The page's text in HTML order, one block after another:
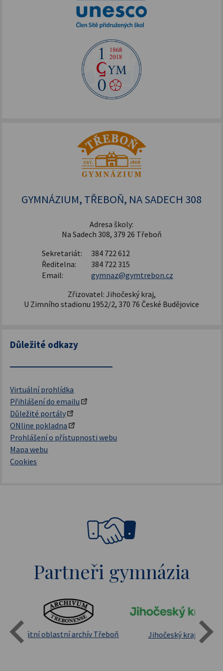
GYMNÁZIUM, TŘEBOŇ, NA SADECH 308
Adresa školy:
Na Sadech 308, 379 26 Třeboň
Sekretariát:
384 722 612
Ředitelna:
384 722 315
Email:
gymnaz@gymtrebon.cz
Zřizovatel: Jihočeský kraj,
U Zimního stadionu 1952/2, 370 76 České Budějovice
Důležité odkazy
Virtuální prohlídka
Přihlášení do emailu
Důležité portály
ONline pokladna
Prohlášení o přístupnosti webu
Mapa webu
Cookies
Partneři gymnázia
Státní oblastní archív Třeboň Jihočeský kraj